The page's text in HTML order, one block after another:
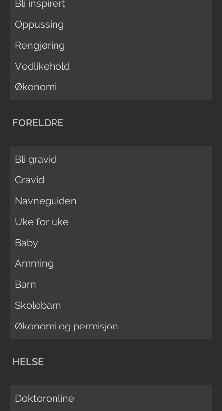
Bli inspirert
Oppussing
Rengjøring
Vedlikehold
Økonomi
FORELDRE
Bli gravid
Gravid
Navneguiden
Uke for uke
Baby
Amming
Barn
Skolebarn
Økonomi og permisjon
HELSE
Doktoronline